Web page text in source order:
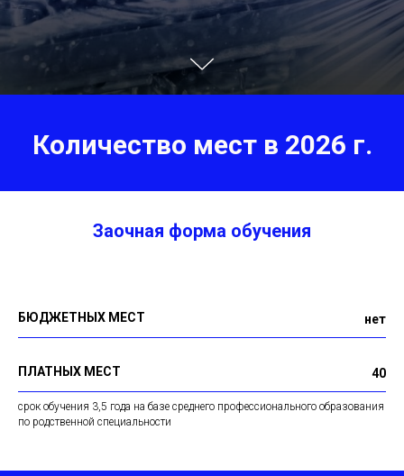
Количество мест в 2026 г.
Заочная форма обучения
БЮДЖЕТНЫХ МЕСТ нет
ПЛАТНЫХ МЕСТ 40
срок обучения 3,5 года на базе среднего профессионального образования
по родственной специальности